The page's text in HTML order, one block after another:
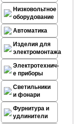
Низковольтное
оборудование
Автоматика
Изделия для
электромонтажа
Электротехнич-
е приборы
Светильники
и фонари
Фурнитура и
удлинители